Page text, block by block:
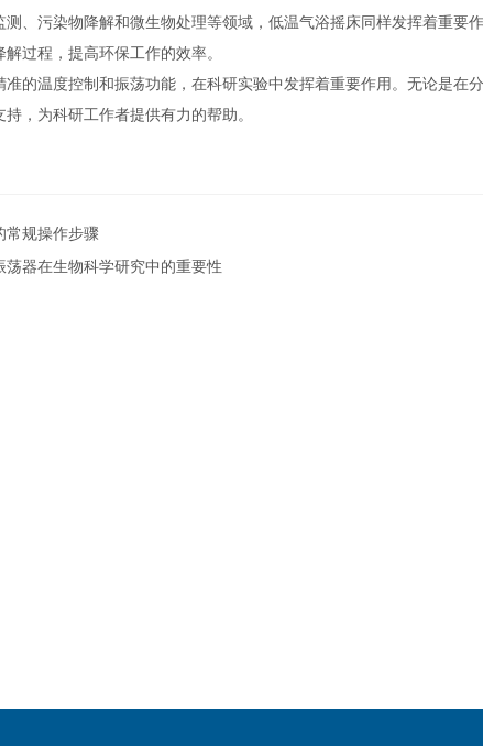
污染物降解和微生物处理等领域，低温气浴摇床同样发挥着重要作
过程，提高环保工作的效率。
温度控制和振荡功能，在科研实验中发挥着重要作用。无论是在
，为科研工作者提供有力的帮助。
常规操作步骤
荡器在生物科学研究中的重要性